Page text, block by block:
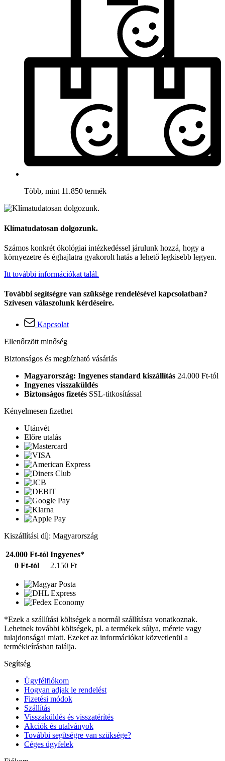
Több, mint 11.850 termék
Klímatudatosan dolgozunk.
Számos konkrét ökológiai intézkedéssel járulunk hozzá, hogy a
környezetre és éghajlatra gyakorolt hatás a lehető legkisebb legyen.
Itt további információkat talál.
További segítségre van szüksége rendelésével kapcsolatban?
Szívesen válaszolunk kérdéseire.
Kapcsolat
Ellenőrzött minőség
Biztonságos és megbízható vásárlás
Magyarország: Ingyenes standard kiszállítás 24.000 Ft-tól
Ingyenes visszaküldés
Biztonságos fizetés SSL-titkosítással
Kényelmesen fizethet
Utánvét
Előre utalás
Kiszállítási díj: Magyarország
24.000 Ft-tól Ingyenes*
0 Ft-tól
2.150 Ft
*Ezek a szállítási költségek a normál szállításra vonatkoznak.
Lehetnek további költségek, pl. a termékek súlya, mérete vagy
tulajdonságai miatt. Ezeket az információkat közvetlenül a
termékleírásban találja.
Segítség
Ügyfélfiókom
Hogyan adjak le rendelést
Fizetési módok
Szállítás
Visszaküldés és visszatérítés
Akciók és utalványok
További segítségre van szüksége?
Céges ügyfelek